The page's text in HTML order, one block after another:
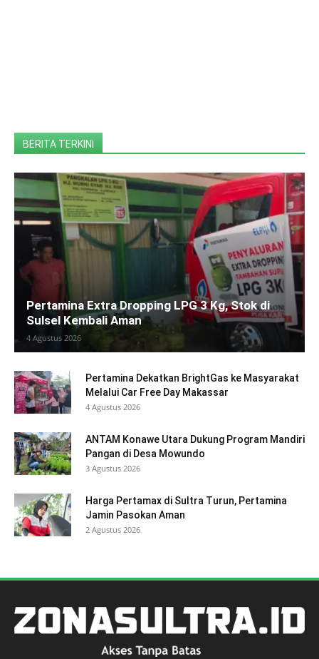
BERITA TERKINI
Pertamina Extra Dropping LPG 3 Kg, Stok di
Sulsel Kembali Aman
4 Agustus 2026
Pertamina Dekatkan BrightGas ke Masyarakat
Melalui Car Free Day Makassar
4 Agustus 2026
ANTAM Konawe Utara Dukung Program Mandiri
Pangan di Desa Mowundo
3 Agustus 2026
Harga Pertamax di Sultra Turun, Pertamina
Jamin Pasokan Aman
2 Agustus 2026